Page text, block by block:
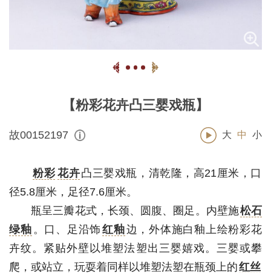
【粉彩花卉凸三婴戏瓶】
故00152197 大 中 小
粉彩 花卉凸三婴戏瓶，清乾隆，高21厘米，口
径5.8厘米，足径7.6厘米。
瓶呈三瓣花式，长颈、圆腹、圈足。内壁施松石
绿釉 。口、足沿饰 红釉边，外体施白釉上绘粉彩花
卉纹。紧贴外壁以堆塑法塑出三婴嬉戏。三婴或攀
爬，或站立，玩耍着同样以堆塑法塑在瓶颈上的红丝